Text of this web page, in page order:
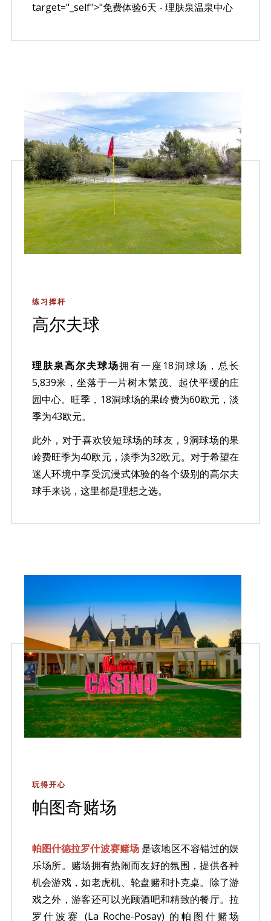
target="_self">"免费体验6天 - 理肤泉温泉中心
练习挥杆
高尔夫球
理肤泉高尔夫球场拥有一座18洞球场，总长
5,839米，坐落于一片树木繁茂、起伏平缓的庄
园中心。旺季，18洞球场的果岭费为60欧元，淡
季为43欧元。
此外，对于喜欢较短球场的球友，9洞球场的果
岭费旺季为40欧元，淡季为32欧元。对于希望在
迷人环境中享受沉浸式体验的各个级别的高尔夫
球手来说，这里都是理想之选。
玩得开心
帕图奇赌场
帕图什德拉罗什波赛赌场 是该地区不容错过的娱
乐场所。赌场拥有热闹而友好的氛围，提供各种
机会游戏，如老虎机、轮盘赌和扑克桌。除了游
戏之外，游客还可以光顾酒吧和精致的餐厅。拉
罗什波赛 (La Roche-Posay) 的帕图什赌场